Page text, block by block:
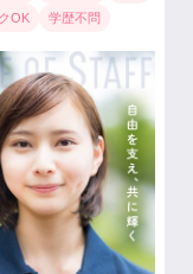
OK 学歴不問